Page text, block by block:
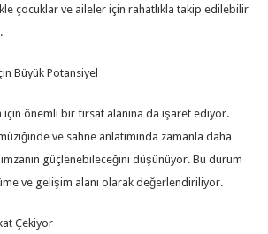
çocuklar ve aileler için rahatlıkla takip edilebilir
Büyük Potansiyel
için önemli bir fırsat alanına da işaret ediyor.
ve sahne anlatımında zamanla daha
güçlenebileceğini düşünüyor. Bu durum
ve gelişim alanı olarak değerlendiriliyor.
Çekiyor